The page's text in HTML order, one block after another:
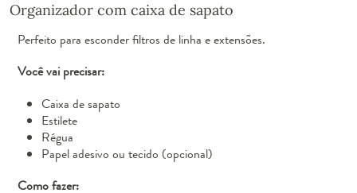
Organizador com caixa de sapato
Perfeito para esconder filtros de linha e extensões.
Você vai precisar:
Caixa de sapato
Estilete
Régua
Papel adesivo ou tecido (opcional)
Como fazer: